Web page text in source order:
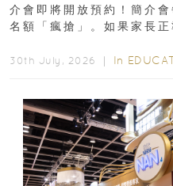
介會即將開放預約！簡介
名額「瘋搶」。如果家長
30th July, 2026 ｜ In